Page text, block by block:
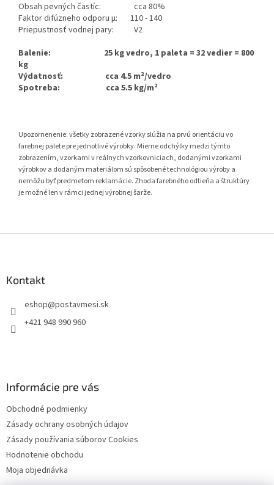
Obsah pevných častíc: cca 80%
Faktor difúzneho odporu μ: 110 - 140
Priepustnosť vodnej pary: V2
Balenie: 25 kg vedro, 1 paleta = 32 vedier = 800
kg
Výdatnosť: cca 4.5 m²/vedro
Spotreba: cca 5.5 kg/m²
Upozornenenie: všetky zobrazené vzorky slúžia na prvú orientáciu vo
farebnej palete pre jednotlivé výrobky. Mierne odchýlky medzi týmto
zobrazením, vzorkami v reálnych vzorkovniciach, dodanými vzorkami
výrobkov a dodaným materiálom sú spôsobené technológiou výroby a
nemôžu byť predmetom reklamácie. Zhoda farebného odtieňa a štruktúry
je možné len v rámci jednej výrobnej šarže.
Kontakt
eshop@postavmesi.sk
+421 948 990 960
Informácie pre vás
Obchodné podmienky
Zásady ochrany osobných údajov
Zásady používania súborov Cookies
Hodnotenie obchodu
Moja objednávka